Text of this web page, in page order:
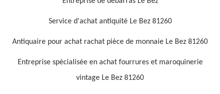
Service d'achat antiquité Le Bez 81260
Antiquaire pour achat rachat pièce de monnaie Le Bez 81260
Entreprise spécialisée en achat fourrures et maroquinerie
vintage Le Bez 81260